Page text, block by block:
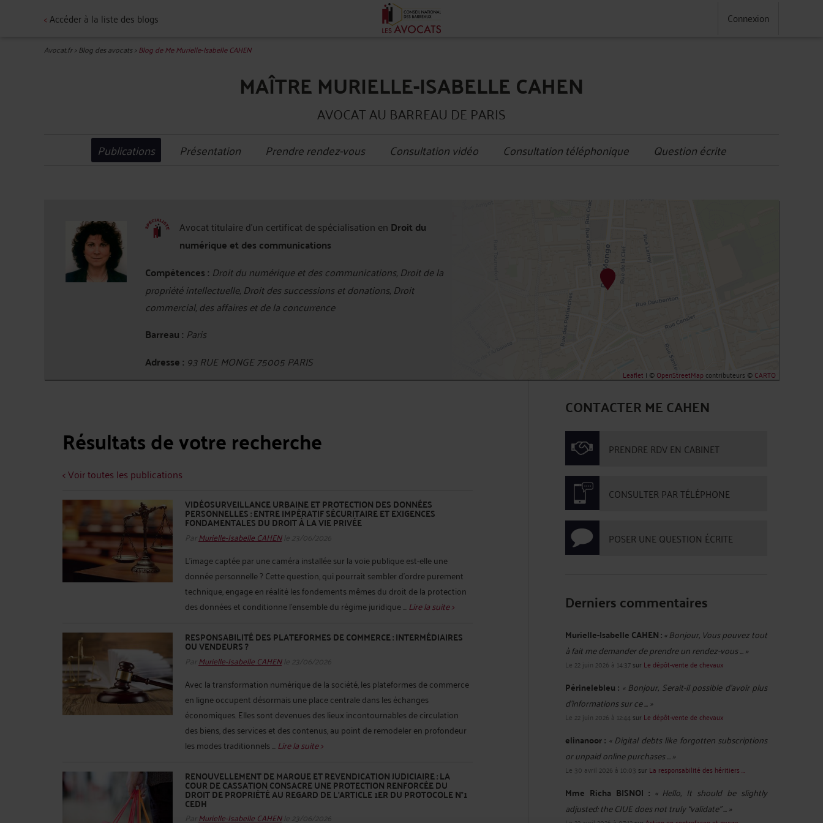
<Accéder à la liste des blogs Connexion
Avocat.fr>Blog des avocats>Blog de Me Murielle-Isabelle CAHEN
MAÎTRE MURIELLE-ISABELLE CAHEN
AVOCAT AU BARREAU DE PARIS
Publications Présentation Prendre rendez-vous Consultation vidéo Consultation téléphonique Question écrite
Avocat titulaire d'un certificat de spécialisation en Droit du
numérique et des communications
Compétences : Droit du numérique et des communications, Droit de la
propriété intellectuelle, Droit des successions et donations, Droit
commercial, des affaires et de la concurrence
Barreau : Paris
Adresse : 93 RUE MONGE 75005 PARIS
Leaflet | ©OpenStreetMapcontributeurs ©CARTO
Résultats de votre recherche
< Voir toutes les publications
VIDÉOSURVEILLANCE URBAINE ET PROTECTION DES DONNÉES
PERSONNELLES : ENTRE IMPÉRATIF SÉCURITAIRE ET EXIGENCES
FONDAMENTALES DU DROIT À LA VIE PRIVÉE
Par Murielle-Isabelle CAHENle 23/06/2026
L’image captée par une caméra installée sur la voie publique est-elle une
donnée personnelle ? Cette question, qui pourrait sembler d’ordre purement
technique, engage en réalité les fondements mêmes du droit de la protection
des données et conditionne l’ensemble du régime juridique ...Lire la suite >
RESPONSABILITÉ DES PLATEFORMES DE COMMERCE : INTERMÉDIAIRES
OU VENDEURS ?
Par Murielle-Isabelle CAHENle 23/06/2026
Avec la transformation numérique de la société, les plateformes de commerce
en ligne occupent désormais une place centrale dans les échanges
économiques. Elles sont devenues des lieux incontournables de circulation
des biens, des services et des contenus, au point de remodeler en profondeur
les modes traditionnels ...Lire la suite >
RENOUVELLEMENT DE MARQUE ET REVENDICATION JUDICIAIRE : LA
COUR DE CASSATION CONSACRE UNE PROTECTION RENFORCÉE DU
DROIT DE PROPRIÉTÉ AU REGARD DE L’ARTICLE 1ER DU PROTOCOLE N°1
CEDH
Par Murielle-Isabelle CAHENle 23/06/2026
CONTACTER ME CAHEN
PRENDRE RDV EN CABINET
CONSULTER PAR TÉLÉPHONE
POSER UNE QUESTION ÉCRITE
Derniers commentaires
Murielle-Isabelle CAHEN :« Bonjour, Vous pouvez tout
à fait me demander de prendre un rendez-vous ... »
Le 22 juin 2026 à 14:37sur Le dépôt-vente de chevaux
Périnelebleu : « Bonjour, Serait-il possible d'avoir plus
d'informations sur ce ... »
Le 22 juin 2026 à 12:44 sur Le dépôt-vente de chevaux
elinanoor : « Digital debts like forgotten subscriptions
or unpaid online purchases ... »
Le 30 avril 2026 à 10:03 sur La responsabilité des héritiers ...
Mme Richa BISNOI : « Hello, It should be slightly
adjusted: the CJUE does not truly “validate” ... »